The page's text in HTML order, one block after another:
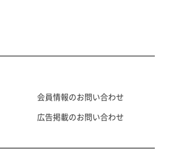
会員情報のお問い合わせ
広告掲載のお問い合わせ